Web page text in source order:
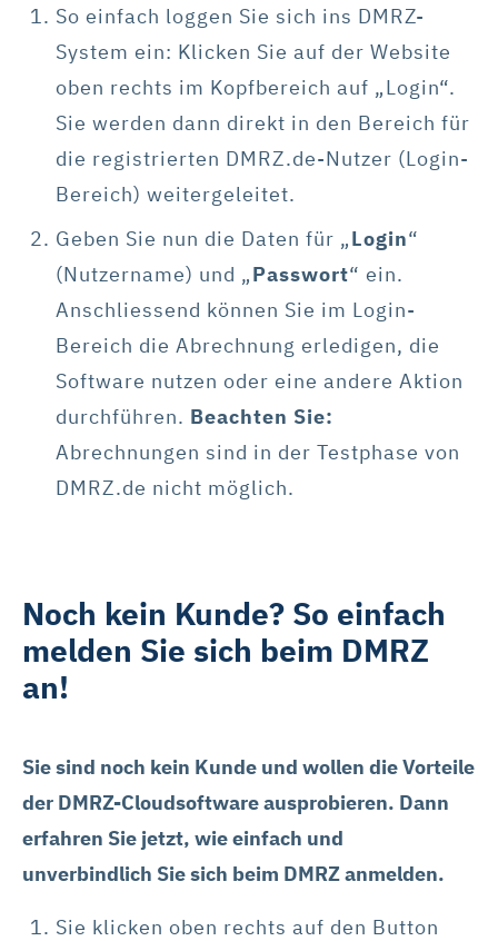
So einfach loggen Sie sich ins DMRZ-
System ein: Klicken Sie auf der Website
oben rechts im Kopfbereich auf „Login“.
Sie werden dann direkt in den Bereich für
die registrierten DMRZ.de-Nutzer (Login-
Bereich) weitergeleitet.
Geben Sie nun die Daten für „Login“
(Nutzername) und „Passwort“ ein.
Anschliessend können Sie im Login-
Bereich die Abrechnung erledigen, die
Software nutzen oder eine andere Aktion
durchführen. Beachten Sie:
Abrechnungen sind in der Testphase von
DMRZ.de nicht möglich.
Noch kein Kunde? So einfach
melden Sie sich beim DMRZ
an!
Sie sind noch kein Kunde und wollen die Vorteile
der DMRZ-Cloudsoftware ausprobieren. Dann
erfahren Sie jetzt, wie einfach und
unverbindlich Sie sich beim DMRZ anmelden.
Sie klicken oben rechts auf den Button